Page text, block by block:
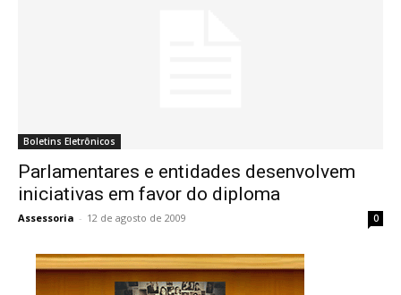
Boletins Eletrônicos
Parlamentares e entidades desenvolvem
iniciativas em favor do diploma
Assessoria - 12 de agosto de 2009 0